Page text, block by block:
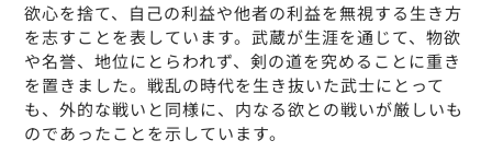
欲心を捨て、自己の利益や他者の利益を無視する生き方
を志すことを表しています。武蔵が生涯を通じて、物欲
や名誉、地位にとらわれず、剣の道を究めることに重き
を置きました。戦乱の時代を生き抜いた武士にとって
も、外的な戦いと同様に、内なる欲との戦いが厳しいも
のであったことを示しています。